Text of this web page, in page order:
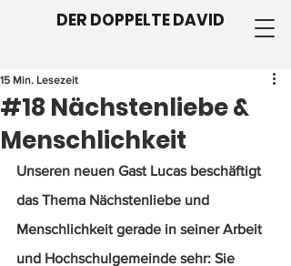
DER DOPPELTE DAVID
#18 Nächstenliebe &
Menschlichkeit
15 Min. Lesezeit
Unseren neuen Gast Lucas beschäftigt
das Thema Nächstenliebe und
Menschlichkeit gerade in seiner Arbeit
und Hochschulgemeinde sehr: Sie